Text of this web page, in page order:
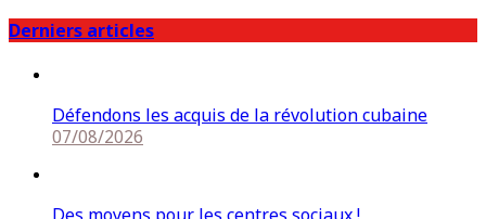
Derniers articles
Défendons les acquis de la révolution cubaine
07/08/2026